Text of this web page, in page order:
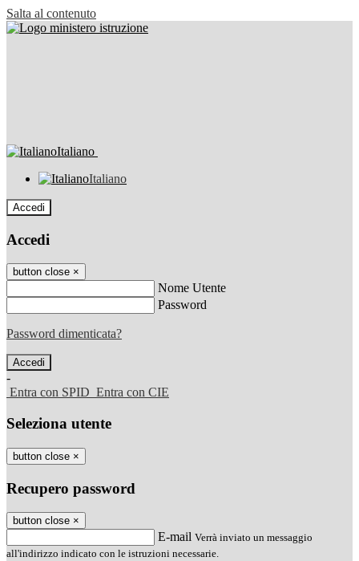
Salta al contenuto
Italiano
Italiano
Accedi
Accedi
button close ×
Nome Utente
Password
Password dimenticata?
-
Entra con SPID Entra con CIE
Seleziona utente
button close ×
Recupero password
button close ×
E-mail Verrà inviato un messaggio
all'indirizzo indicato con le istruzioni necessarie.